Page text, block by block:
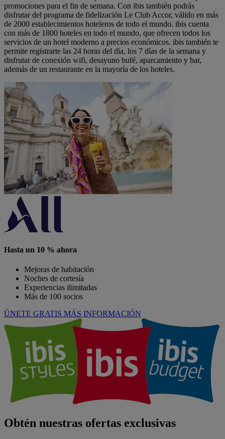
promociones para el fin de semana. Con ibis también podrás
disfrutar del programa de fidelización Le Club Accor, válido en más
de 2000 establecimientos hoteleros de todo el mundo. ibis cuenta
con más de 1800 hoteles en todo el mundo, que ofrecen todos los
servicios de un hotel moderno a precios económicos. ibis también te
permite registrarte las 24 horas del día, los 7 días de la semana y
disfrutar de conexión wifi, desayuno bufé, aparcamiento y bar,
además de un restaurante en la mayoría de los hoteles.
Hasta un 10 % ahora
Mejoras de habitación
Noches de cortesía
Experiencias ilimitadas
Más de 100 socios
ÚNETE GRATIS MÁS INFORMACIÓN
Obtén nuestras ofertas exclusivas